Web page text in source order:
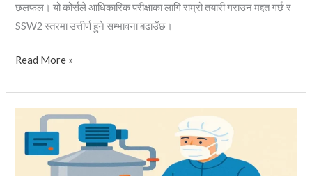
छलफल। यो कोर्सले आधिकारिक परीक्षाका लागि राम्रो तयारी गराउन मद्दत गर्छ र
SSW2 स्तरमा उत्तीर्ण हुने सम्भावना बढाउँछ।
Read More »
แบบ
ทดสอบ